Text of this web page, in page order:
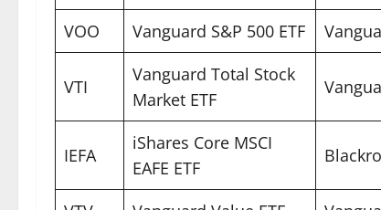
VOO
Vanguard S&P 500 ETF
VTI
Vanguard Total Stock
Market ETF
IEFA
iShares Core MSCI
EAFE ETF